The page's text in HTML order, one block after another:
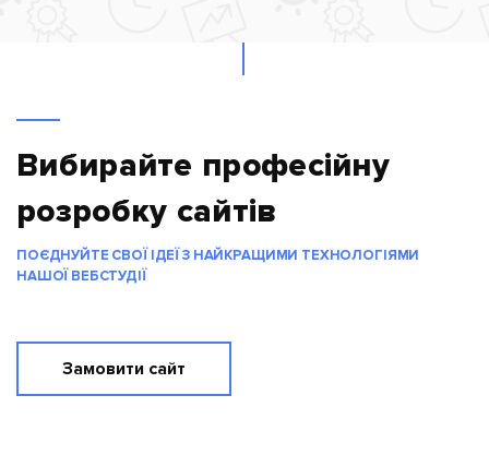
Вибирайте професійну
розробку сайтів
ПОЄДНУЙТЕ СВОЇ ІДЕЇ З НАЙКРАЩИМИ ТЕХНОЛОГІЯМИ
НАШОЇ ВЕБСТУДІЇ
Замовити сайт